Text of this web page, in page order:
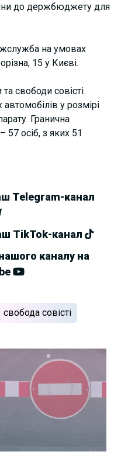
до держбюджету для
на умовах
15 у Києві.
свободи совісті
у розмірі
Гранична
57 осіб, з яких 51
Telegram-канал
TikTok-канал
каналу на
свобода совісті